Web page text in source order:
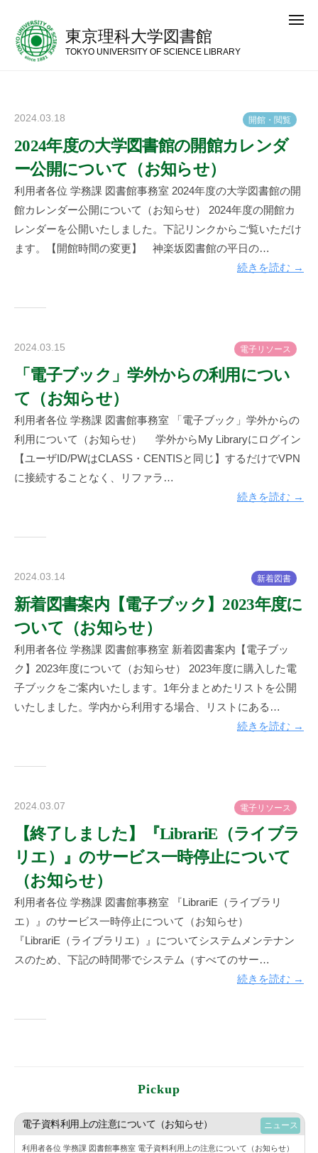
メ
東京理科大学図書館
TOKYO UNIVERSITY OF SCIENCE LIBRARY
開館 ・ 閲覧
2024.03.18
神
楽
坂
図
館
2024年度の大学図書館の開館カレンダ
ー公開について（お知らせ）
利用者各位 学務課 図書館事務室 2024年度の大学図書館の開
館カレンダー公開について（お知らせ） 2024年度の開館カ
レンダーを公開いたしました。下記リンクからご覧いただけ
ます。【開館時間の変更】 神楽坂図書館の平日の…
続きを読む →
電子 リ ソ ー ス
2024.03.15
神
楽
坂
「電子ブック」学外からの利用につい
て（お知らせ）
利用者各位 学務課 図書館事務室 「電子ブック」学外からの
利用について（お知らせ） 学外からMy Libraryにログイン
【ユーザID/PWはCLASS・CENTISと同じ】するだけでVPN
に接続することなく、リファラ…
続きを読む →
新着図書
2024.03.14
y
神
楽
坂
図
館
新着図書案内【電子ブック】2023年度に
ついて（お知らせ）
利用者各位 学務課 図書館事務室 新着図書案内【電子ブッ
ク】2023年度について（お知らせ） 2023年度に購入した電
子ブックをご案内いたします。1年分まとめたリストを公開
いたしました。学内から利用する場合、リストにある…
続きを読む →
電子 リ ソ ー ス
2024.03.07
神
楽
坂
図
書
【終了しました】『LibrariE（ライブラ
リエ）』のサービス一時停止について
（お知らせ）
利用者各位 学務課 図書館事務室 『LibrariE（ライブラリ
エ）』のサービス一時停止について（お知らせ）
『LibrariE（ライブラリエ）』についてシステムメンテナン
スのため、下記の時間帯でシステム（すべてのサー…
続きを読む →
Pickup
電子資料利用上の注意について（お知らせ） ニュース
利用者各位 学務課 図書館事務室 電子資料利用上の注意について（お知らせ）